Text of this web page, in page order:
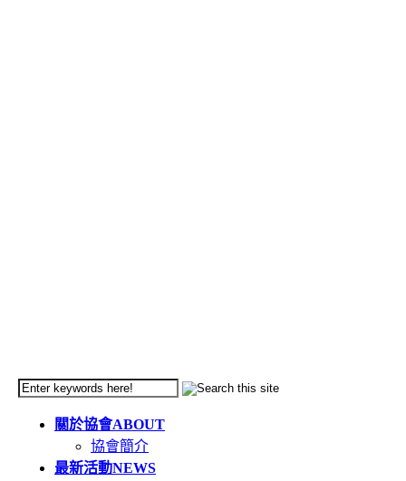
關於協會ABOUT
協會簡介
最新活動NEWS